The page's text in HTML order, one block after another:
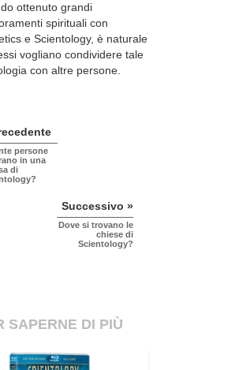
ottenuto grandi
spirituali con
e Scientology, è naturale
vogliano condividere tale
con altre persone.
persone
in una
di
Successivo »
Dove si trovano le
chiese di
Scientology?
SAPERNE DI PIÙ